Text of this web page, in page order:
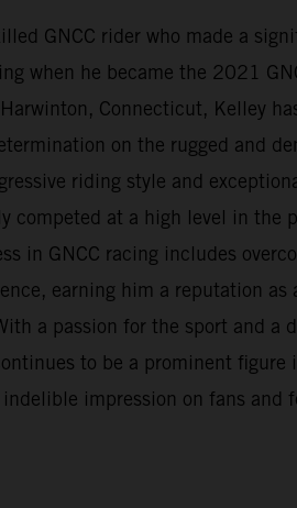
GNCC rider who made a
when he became the 2021
Connecticut, Kelley
on the rugged and
riding style and
competed at a high level in the
in GNCC racing includes
earning him a reputation as
a passion for the sport and a
to be a prominent figure
impression on fans and